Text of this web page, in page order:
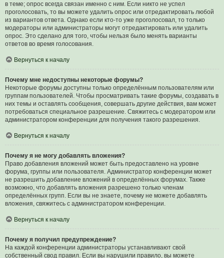
в теме; опрос всегда связан именно с ним. Если никто не успел
проголосовать, то вы можете удалить опрос или отредактировать любой
из вариантов ответа. Однако если кто-то уже проголосовал, то только
модераторы или администраторы могут отредактировать или удалить
опрос. Это сделано для того, чтобы нельзя было менять варианты
ответов во время голосования.
Вернуться к началу
Почему мне недоступны некоторые форумы?
Некоторые форумы доступны только определённым пользователям или
группам пользователей. Чтобы просматривать такие форумы, создавать в
них темы и оставлять сообщения, совершать другие действия, вам может
потребоваться специальное разрешение. Свяжитесь с модератором или
администратором конференции для получения такого разрешения.
Вернуться к началу
Почему я не могу добавлять вложения?
Право добавления вложений может быть предоставлено на уровне
форума, группы или пользователя. Администратор конференции может
не разрешить добавление вложений в определённых форумах. Также
возможно, что добавлять вложения разрешено только членам
определённых групп. Если вы не знаете, почему не можете добавлять
вложения, свяжитесь с администратором конференции.
Вернуться к началу
Почему я получил предупреждение?
На каждой конференции администраторы устанавливают свой
собственный свод правил. Если вы нарушили правило, вы можете